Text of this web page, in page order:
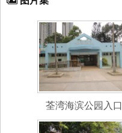
荃湾海滨公园入口